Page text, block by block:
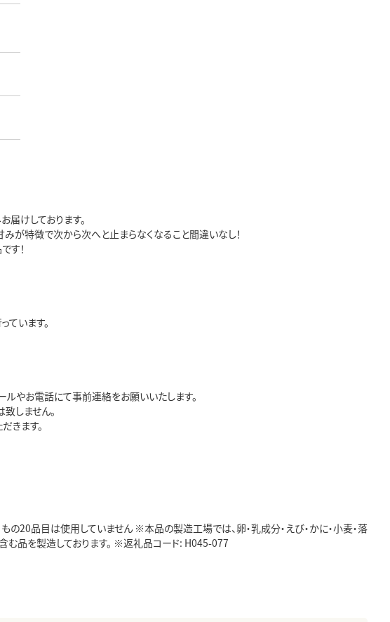
けしております。
が特徴で次から次へと止まらなくなること間違いなし！
す！
ています。
ルやお電話にて事前連絡をお願いいたします。
しません。
きます。
20品目は使用していません ※本品の製造工場では、卵・乳成分・えび・かに・小麦・落
含む品を製造しております。 ※返礼品コード: H045-077